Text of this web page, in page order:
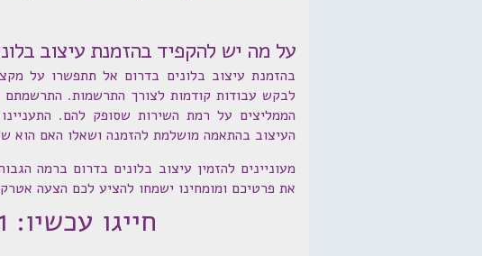
על מה יש להקפיד בהזמנת עיצוב
בהזמנת עיצוב בלונים בדרום אל תתפשרו על
לבקש עבודות קודמות לצורך התרשמות.
הממליצים על רמת השירות שסופק להם.
העיצוב בהתאמה מושלמת להזמנה ושאלו האם הוא
את פרטיכם ומומחינו ישמחו להציע לכם הצעה
חייגו עכשיו: 072-3340-701